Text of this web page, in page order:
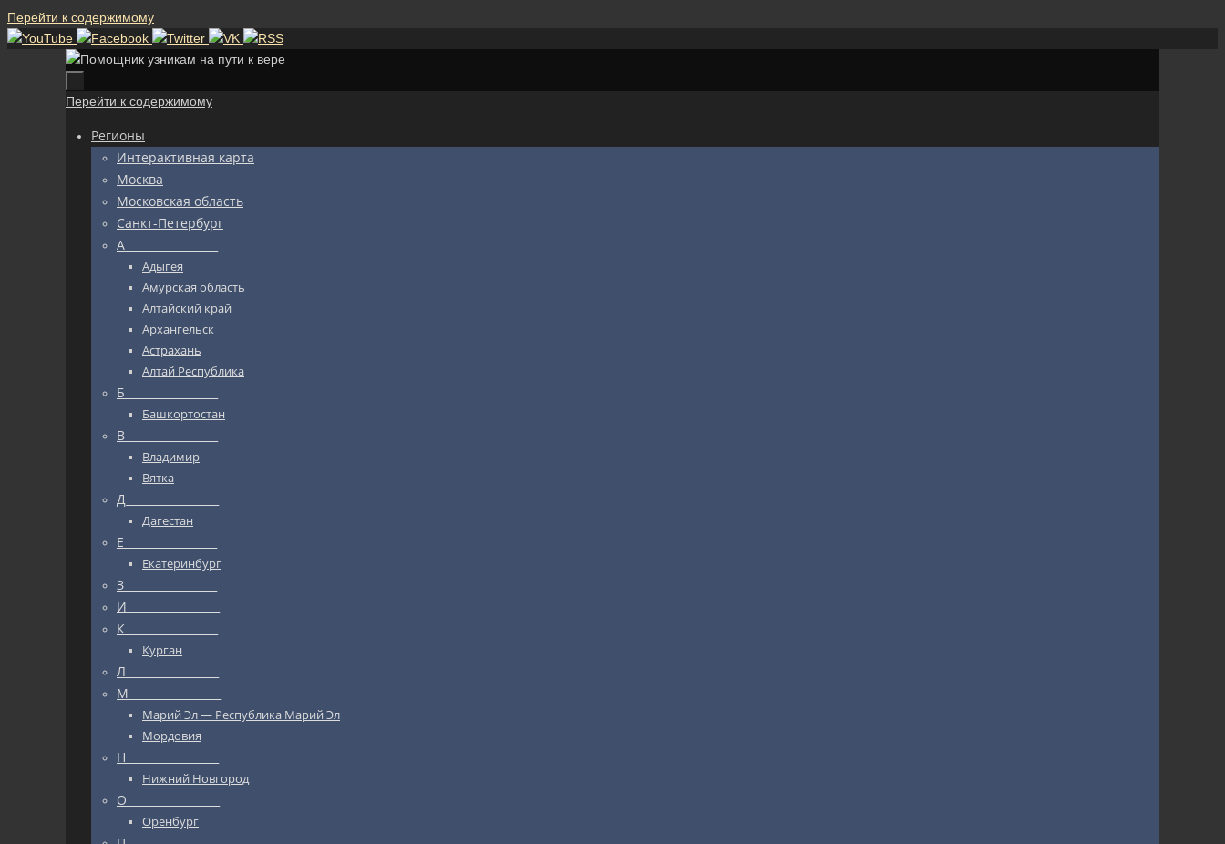
Перейти к содержимому
Перейти к содержимому
Регионы
Интерактивная карта
Москва
Московская область
Санкт-Петербург
А_________________
Адыгея
Амурская область
Алтайский край
Архангельск
Астрахань
Алтай Республика
Б_________________
Башкортостан
В_________________
Владимир
Вятка
Д_________________
Дагестан
Е_________________
Екатеринбург
З_________________
И_________________
К_________________
Курган
Л_________________
М_________________
Марий Эл — Республика Марий Эл
Мордовия
Н_________________
Нижний Новгород
О_________________
Оренбург